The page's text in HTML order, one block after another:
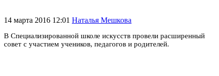
14 марта 2016 12:01 Наталья Мешкова
В Специализированной школе искусств провели расширенный
совет с участием учеников, педагогов и родителей.